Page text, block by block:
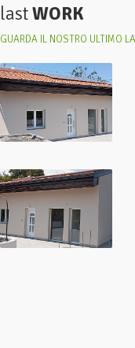
lastWORK
GUARDA IL NOSTRO ULTIMO